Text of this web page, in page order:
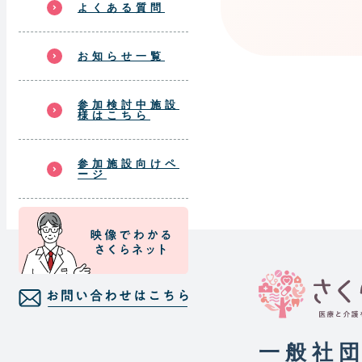
一般社
よくある質問
お知らせ一覧
参加検討中施設
様はこちら
参加施設向けペ
ージ